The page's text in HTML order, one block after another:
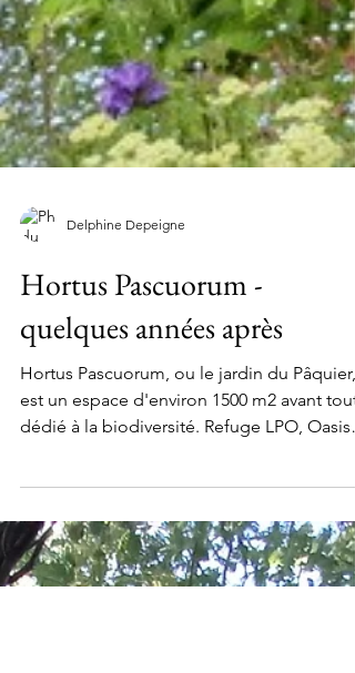
Delphine Depeigne
Hortus Pascuorum -
quelques années après
Hortus Pascuorum, ou le jardin du Pâquier,